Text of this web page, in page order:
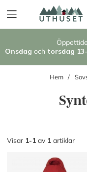
Onsdag och torsdag
Hem
Visar 1-1 av 1 artiklar